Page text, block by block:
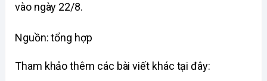
vào ngày 22/8.
Nguồn: tổng hợp
Tham khảo thêm các bài viết khác tại đây: